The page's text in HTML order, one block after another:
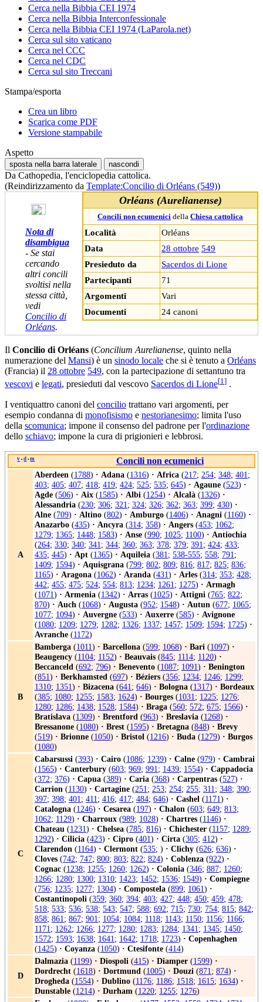
Cerca nella Bibbia CEI 1974
Cerca nella Bibbia Interconfessionale
Cerca nella Bibbia CEI 1974 (LaParola.net)
Cerca sul sito vaticano
Cerca nel CCC
Cerca nel CDC
Cerca sul sito Treccani
Stampa/esporta
Crea un libro
Scarica come PDF
Versione stampabile
Aspetto
sposta nella barra laterale nascondi
Da Cathopedia, l'enciclopedia cattolica.
(Reindirizzamento da Template:Concilio di Orléans (549))
Orléans (Aurelianense)
Concili non ecumenici della Chiesa cattolica
Località
Orléans
Data
28 ottobre 549
Presieduto da
Sacerdos di Lione
Partecipanti
71
Argomenti
Vari
Documenti
24 canoni
Nota di
disambigua
- Se stai
cercando
altri concili
svoltisi nella
stessa città,
vedi
Concilio di
Orléans.
Il Concilio di Orléans (Concilium Aurelianense, quinto nella
numerazione del Mansi) è un sinodo locale che si è tenuto a Orléans
(Francia) il 28 ottobre 549, con la partecipazione di settantuno tra
vescovi e legati, presieduti dal vescovo Sacerdos di Lione[1] .
I ventiquattro canoni del concilio trattano vari argomenti, per
esempio condanna di monofisismo e nestorianesimo; limita l'uso
della scomunica; impone il consenso del padrone per l'ordinazione
dello schiavo; impone la cura di prigionieri e lebbrosi.
v • d • m Concili non ecumenici
A
Aberdeen (1788) · Adana (1316) · Africa (217; 254; 348; 401;
403; 405; 407; 418; 419; 424; 525; 535; 645) · Agaune (523) ·
Agde (506) · Aix (1585) · Albi (1254) · Alcalà (1326) ·
Alessandria (230; 306; 321; 324; 326; 362; 363; 399; 430) ·
Alne (709) · Altino (802) · Amburgo (1406) · Anagni (1160) ·
Anazarbo (435) · Ancyra (314; 358) · Angers (453; 1062;
1279; 1365; 1448; 1583) · Anse (990; 1025; 1100) · Antiochia
(264; 330; 340; 341; 344; 360; 363; 378; 379; 391; 424; 433;
435; 445) · Apt (1365) · Aquileia (381; 538-555; 558; 791;
1409; 1594) · Aquisgrana (799; 802; 809; 816; 817; 825; 836;
1165) · Aragona (1062) · Aranda (431) · Arles (314; 353; 428;
442; 455; 475; 524; 554; 813; 1234; 1261; 1275) · Armagh
(1071) · Armenia (1342) · Arras (1025) · Attigni (765; 822;
870) · Auch (1068) · Augusta (952; 1548) · Autun (677; 1065;
1077; 1094) · Auvergne (533) · Auxerre (585) · Avignone
(1080; 1209; 1279; 1282; 1326; 1337; 1457; 1509; 1594; 1725) ·
Avranche (1172)
B
Bamberga (1011) · Barcellona (599; 1068) · Bari (1097) ·
Beaugency (1104; 1152) · Beauvais (845; 1114; 1120) ·
Beccanceld (692; 796) · Benevento (1087; 1091) · Benington
(851) · Berkhamsted (697) · Béziers (356; 1234; 1246; 1299;
1310; 1351) · Bizacena (641; 646) · Bologna (1317) · Bordeaux
(385; 1080; 1255; 1583; 1624) · Bourges (1031; 1225; 1276;
1280; 1286; 1438; 1528; 1584) · Braga (560; 572; 675; 1566) ·
Bratislava (1309) · Brentford (963) · Breslavia (1268) ·
Bressanone (1080) · Brest (1595) · Bretagna (848) · Brevy
(519) · Brionne (1050) · Bristol (1216) · Buda (1279) · Burgos
(1080)
C
Cabarsussi (393) · Cairo (1086; 1239) · Calne (979) · Cambrai
(1565) · Canterbury (603; 969; 991; 1439; 1554) · Cappadocia
(372; 376) · Capua (389) · Caria (368) · Carpentras (527) ·
Carrion (1130) · Cartagine (251; 253; 254; 255; 311; 348; 390;
397; 398; 401; 411; 416; 417; 484; 646) · Cashel (1171) ·
Catalogna (1246) · Cesarea (197) · Chalon (603; 649; 813;
1062; 1129) · Charroux (989; 1028) · Chartres (1146) ·
Chateau (1231) · Chelsea (785; 816) · Chichester (1157; 1289;
1292) · Cilicia (423) · Cipro (401) · Cirta (305; 412) ·
Clarendon (1164) · Clermont (535; ) · Clichy (626; 636) ·
Cloves (742; 747; 800; 803; 822; 824) · Coblenza (922) ·
Cognac (1238; 1255; 1260; 1262) · Colonia (346; 887; 1260;
1266; 1280; 1300; 1310; 1423; 1452; 1536; 1549) · Compiegne
(756; 1235; 1277; 1304) · Compostela (899; 1061) ·
Costantinopoli (359; 360; 394; 403; 427; 448; 450; 459; 478;
518; 533; 536; 538; 543; 547; 588; 692; 715; 730; 754; 815; 842;
858; 861; 867; 901; 1054; 1084; 1118; 1143; 1150; 1156; 1166;
1171; 1262; 1266; 1277; 1280; 1283; 1284; 1341; 1345; 1450;
1572; 1593; 1638; 1641; 1642; 1718; 1723) · Copenhaghen
(1425) · Coyanza (1050) · Ctesifonte (414)
D
Dalmazia (1199) · Diospoli (415) · Diamper (1599) ·
Dordrecht (1618) · Dortmund (1005) · Douzi (871; 874) ·
Drogheda (1554) · Dublino (1176; 1186; 1518; 1615; 1634) ·
Dunstable (1214) · Durham (1220; 1255; 1276)